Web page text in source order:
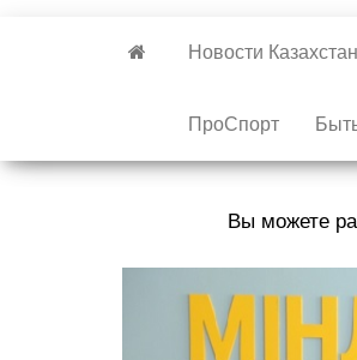
Новости
ПроСпорт
Вы можете